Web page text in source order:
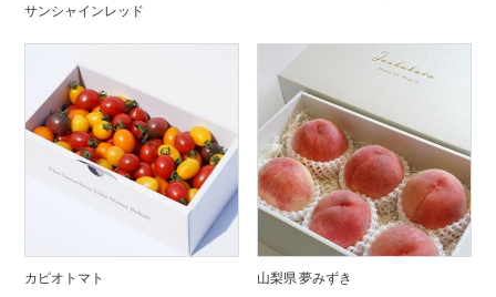
サンシャインレッド
カピオトマト 山梨県 夢みずき